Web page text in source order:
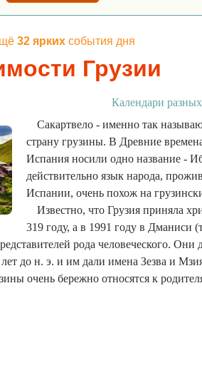
32 ярких события дня
Грузии
Календари
Сакартвело - именно так
страну грузины. В Древние
Испания носили одно название -
действительно язык народа,
Испании, очень похож на
Известно, что Грузия приняла
319 году, а в 1991 году в Дманиси
рода человеческого. Они
до н. э. и им дали имена Зезва и
очень бережно относятся к